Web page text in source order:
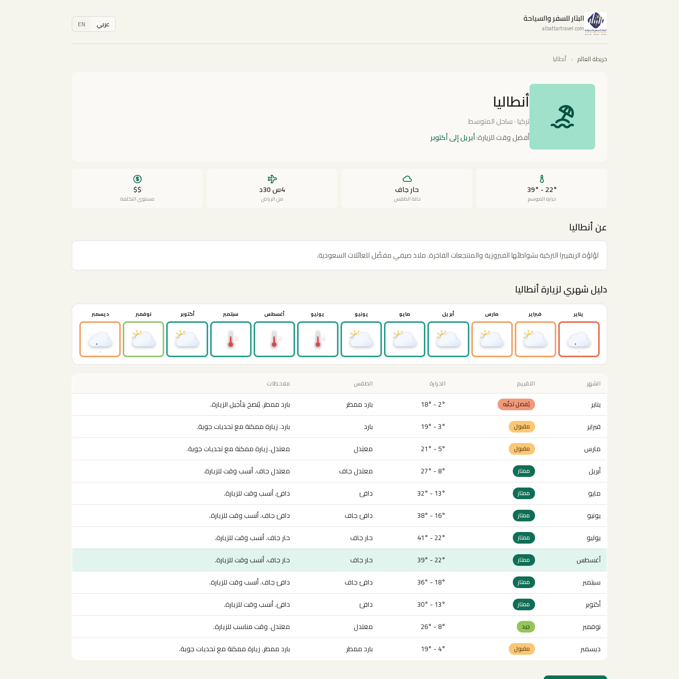
البتار للسفر والسياحة
albattartravel.com عربي EN
خريطة العالم › أنطاليا
أنطاليا
تركيا · ساحل المتوسط
أفضل وقت للزيارة:أبريل إلى أكتوبر
22° - 39°
حرارة الموسم
حار جاف
حالة الطقس
4س 30د
من الرياض
$$
مستوى التكلفة
عن أنطاليا
لؤلؤة الريفييرا التركية بشواطئها الفيروزية والمنتجعات الفاخرة. ملاذ صيفي مفضّل للعائلات السعودية.
دليل شهري لزيارة أنطاليا
يناير فبراير مارس أبريل مايو يونيو يوليو أغسطس سبتمبر أكتوبر نوفمبر ديسمبر
الشهر التقييم الحرارة الطقس ملاحظات
يناير يُفضل تجنّبه 2° - 18° بارد ممطر
بارد ممطر. يُنصح بتأجيل الزيارة.
فبراير
مقبول 3° - 19° بارد
بارد. زيارة ممكنة مع تحديات جوية.
مارس
مقبول 5° - 21° معتدل
معتدل. زيارة ممكنة مع تحديات جوية.
أبريل
ممتاز 8° - 27° معتدل جاف
معتدل جاف. أنسب وقت للزيارة.
مايو
ممتاز 13° - 32° دافئ
دافئ. أنسب وقت للزيارة.
يونيو
ممتاز 16° - 38° دافئ جاف
دافئ جاف. أنسب وقت للزيارة.
يوليو
ممتاز 22° - 41° حار جاف
حار جاف. أنسب وقت للزيارة.
أغسطس
ممتاز 22° - 39° حار جاف
حار جاف. أنسب وقت للزيارة.
سبتمبر
ممتاز 18° - 36° دافئ جاف
دافئ جاف. أنسب وقت للزيارة.
أكتوبر
ممتاز 13° - 30° دافئ
دافئ. أنسب وقت للزيارة.
نوفمبر
جيد 8° - 26° معتدل
معتدل. وقت مناسب للزيارة.
ديسمبر
مقبول 4° - 19° بارد ممطر بارد ممطر. زيارة ممكنة مع تحديات جوية.